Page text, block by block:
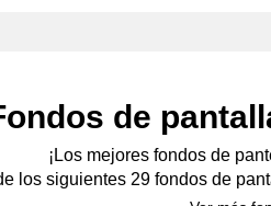
de
¡Los mejores fondos de
los siguientes 29 fondos de